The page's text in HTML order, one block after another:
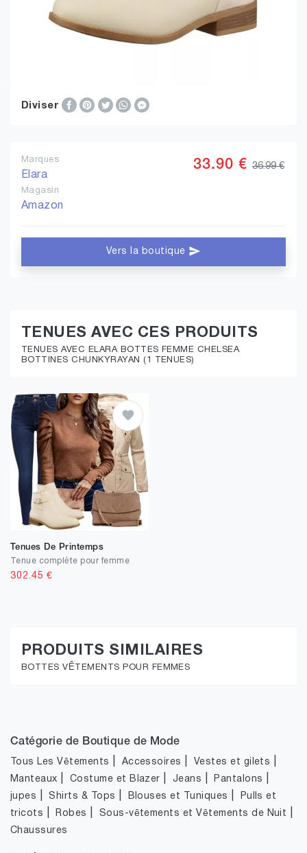
Diviser
Marques
Elara
Magasin
Amazon
33.90 € 36.99 €
Vers la boutique
TENUES AVEC CES PRODUITS
TENUES AVEC ELARA BOTTES FEMME CHELSEA
BOTTINES CHUNKYRAYAN (1 TENUES)
Tenues De Printemps
Tenue complète pour femme
302.45 €
PRODUITS SIMILAIRES
BOTTES VÊTEMENTS POUR FEMMES
Catégorie de Boutique de Mode
Tous Les Vêtements Accessoires Vestes et gilets
Manteaux Costume et Blazer Jeans Pantalons
jupes |Shirts & Tops Blouses et Tuniques
Pulls et
tricots
Robes Sous-vêtements et Vêtements de Nuit
Chaussures